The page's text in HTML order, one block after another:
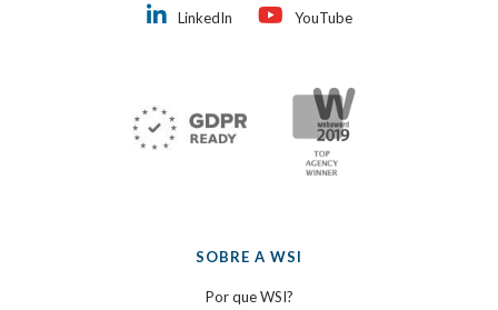
LinkedIn
YouTube
SOBRE A WSI
Por que WSI?